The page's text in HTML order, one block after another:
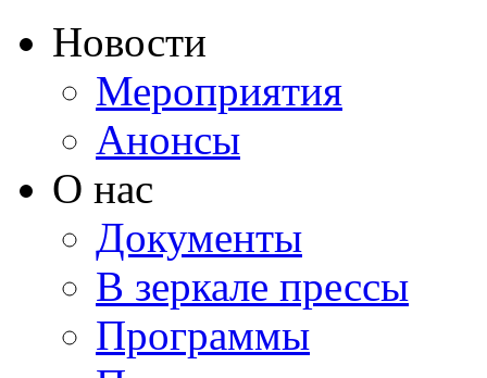
Новости
Мероприятия
Анонсы
О нас
Документы
В зеркале прессы
Программы